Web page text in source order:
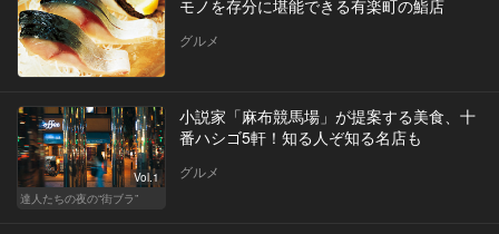
モノを存分に堪能できる有楽町の鮨店
グルメ
Vol.1
達人たちの夜の“街ブラ”
小説家「麻布競馬場」が提案する美食、十
番ハシゴ5軒！知る人ぞ知る名店も
グルメ